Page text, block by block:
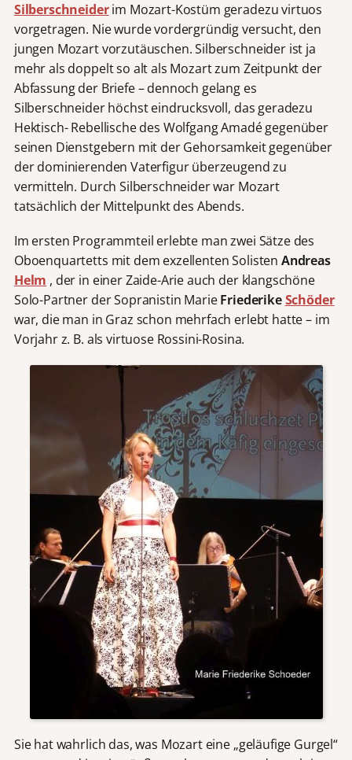
Silberschneiderim Mozart-Kostüm geradezu virtuos
vorgetragen. Nie wurde vordergründig versucht, den
jungen Mozart vorzutäuschen. Silberschneider ist ja
mehr als doppelt so alt als Mozart zum Zeitpunkt der
Abfassung der Briefe – dennoch gelang es
Silberschneider höchst eindrucksvoll, das geradezu
Hektisch- Rebellische des Wolfgang Amadé gegenüber
seinen Dienstgebern mit der Gehorsamkeit gegenüber
der dominierenden Vaterfigur überzeugend zu
vermitteln. Durch Silberschneider war Mozart
tatsächlich der Mittelpunkt des Abends.
Im ersten Programmteil erlebte man zwei Sätze des
Oboenquartetts mit dem exzellenten Solisten Andreas
Helm , der in einer Zaide-Arie auch der klangschöne
Solo-Partner der Sopranistin MarieFriederikeSchöder
war, die man in Graz schon mehrfach erlebt hatte – im
Vorjahr z. B. als virtuose Rossini-Rosina.
Sie hat wahrlich das, was Mozart eine „geläufige Gurgel“